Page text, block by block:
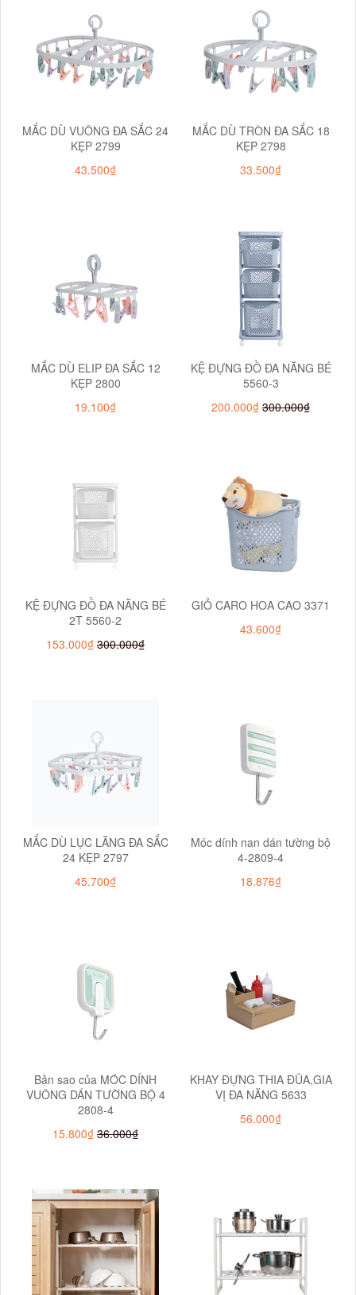
MẮC DÙ VUÔNG ĐA SẮC 24
KẸP 2799
43.500₫
MẮC DÙ TRÒN ĐA SẮC 18
KẸP 2798
33.500₫
MẮC DÙ ELIP ĐA SẮC 12
KẸP 2800
19.100₫
KỆ ĐỰNG ĐỒ ĐA NĂNG BÉ
5560-3
200.000₫ 300.000₫
KỆ ĐỰNG ĐỒ ĐA NĂNG BÉ
2T 5560-2
153.000₫ 300.000₫
GIỎ CARO HOA CAO 3371
43.600₫
MẮC DÙ LỤC LĂNG ĐA SẮC
24 KẸP 2797
45.700₫
Móc dính nan dán tường bộ
4-2809-4
18.876₫
Bản sao của MÓC DÍNH
VUÔNG DÁN TƯỜNG BỘ 4
2808-4
15.800₫ 36.000₫
KHAY ĐỰNG THIA ĐŨA,GIA
VỊ ĐA NĂNG 5633
56.000₫